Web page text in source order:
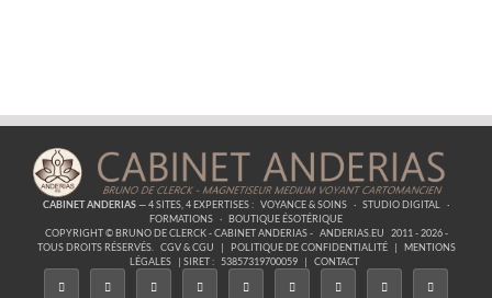
CABINET ANDERIAS— 4 SITES, 4 EXPERTISES : VOYANCE & SOINS · STUDIO DIGITAL
·
FORMATIONS · BOUTIQUE ÉSOTÉRIQUE
COPYRIGHT © BRUNO DE CLERCK - CABINET ANDERIAS - ANDERIAS.EU
2011 - 2026 -
TOUS DROITS RÉSERVÉS.
CGV & CGU | POLITIQUE DE CONFIDENTIALITÉ |
MENTIONS
LÉGALES
| SIRET : 53857319700059 | CONTACT